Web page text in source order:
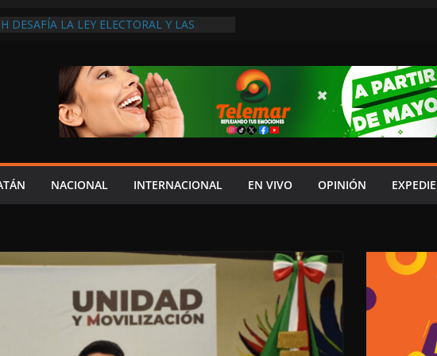
DESAFÍA LA LEY ELECTORAL Y LAS
CRECE LA INSEGURIDAD, NO HAY
CRÍTICOS SON CENSURADOS
MITO
EL TIEMPO”; INFRAESTRUCTURA
Y URGE MODERNIZARLA:
EN MADRID… Y LA BUSCAN HASTA EN
POSTALES POR CRISIS FINANCIERA EN
NACIONAL INTERNACIONAL EN VIVO OPINIÓN